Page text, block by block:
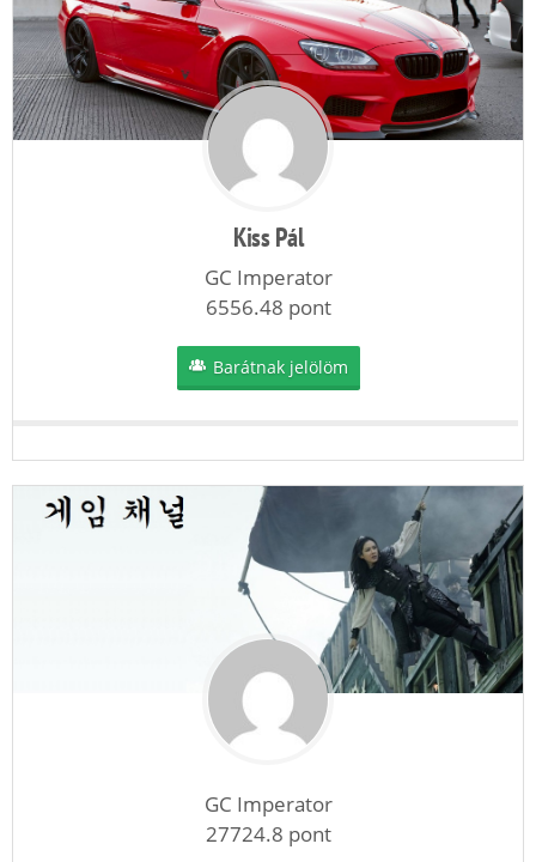
Kiss Pál
GC Imperator
6556.48 pont
Barátnak jelölöm
GC Imperator
27724.8 pont